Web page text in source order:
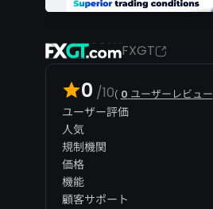
FXGT
0 /10 0 ユーザーレビュー
ユーザー評価
人気
規制機関
価格
機能
顧客サポート